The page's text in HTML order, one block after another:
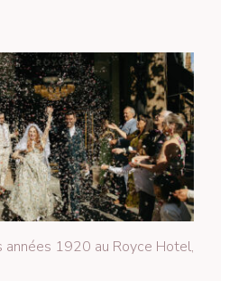
années 1920 au Royce Hotel,